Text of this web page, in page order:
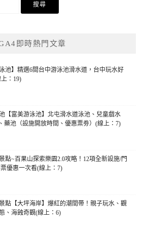
即時熱門文章
泳池】精選6間台中游泳池滑水道，台中玩水好
：19)
【富美游泳池】北屯滑水道泳池、兒童戲水
藥池（設施開放時間、優惠票劵）(線上：7)
點~百果山探索樂園2.0攻略！12項全新設施/門
優惠一次看(線上：7)
點【大坪海岸】爆紅的潮間帶！親子玩水、觀
、海蝕奇觀(線上：6)